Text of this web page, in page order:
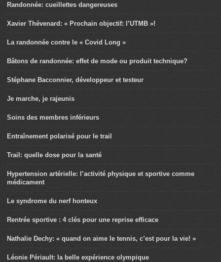
Randonnée: cueillettes dangereuses
Xavier Thévenard: « Prochain objectif: l’UTMB »!
La randonnée contre le « Covid Long »
Bâtons de randonnée: effet de mode ou produit technique?
Stéphane Bacconnier, développeur et testeur
Je marche, je rajeunis
Soins des membres inférieurs
Entraînement polarisé pour le trail
Trail: quelle dose pour la santé
Hypertension artérielle: l’activité physique et sportive comme
médicament
Le syndrome du nerf honteux
Rentrée sportive : 4 clés pour une reprise efficace
Nathalie Dechy: « quand on aime le tennis, c’est pour la vie! »
Léonie Périault: la belle expérience olympique